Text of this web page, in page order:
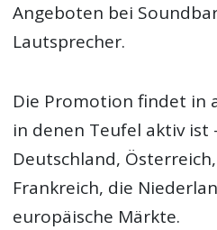
Angeboten bei
Lautsprecher.
Die Promotion findet in
in denen Teufel aktiv ist
Deutschland,
Frankreich, die
europäische Märkte.